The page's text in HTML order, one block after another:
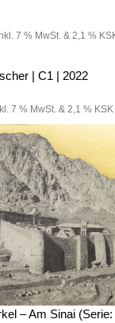
7 % MwSt. & 2,1 %
| C1 | 2022
7 % MwSt. & 2,1 % KSK
– Am Sinai (Serie: